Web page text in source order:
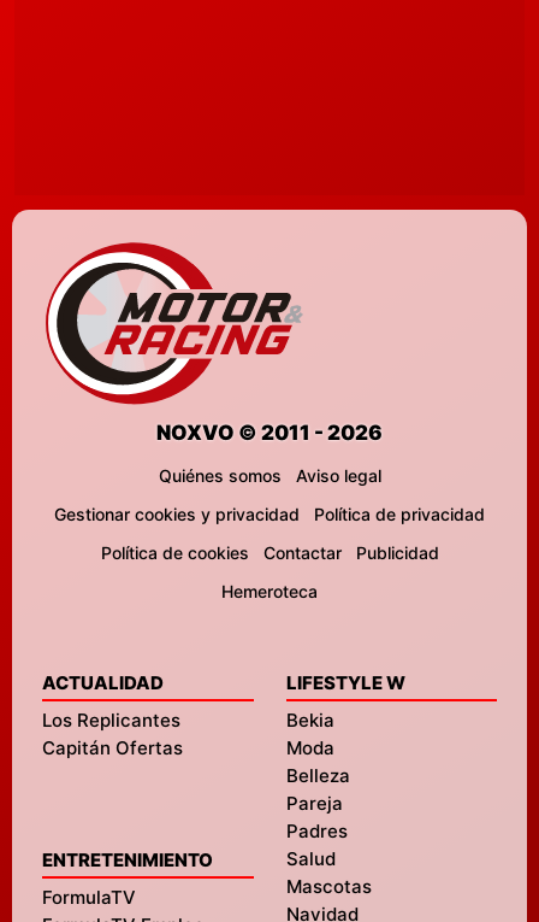
NOXVO © 2011 - 2026
Quiénes somos
Aviso legal
Gestionar cookies y privacidad
Política de privacidad
Política de cookies
Contactar
Publicidad
Hemeroteca
ACTUALIDAD
Los Replicantes
Capitán Ofertas
ENTRETENIMIENTO
FormulaTV
LIFESTYLE W
Bekia
Moda
Belleza
Pareja
Padres
Salud
Mascotas
Navidad